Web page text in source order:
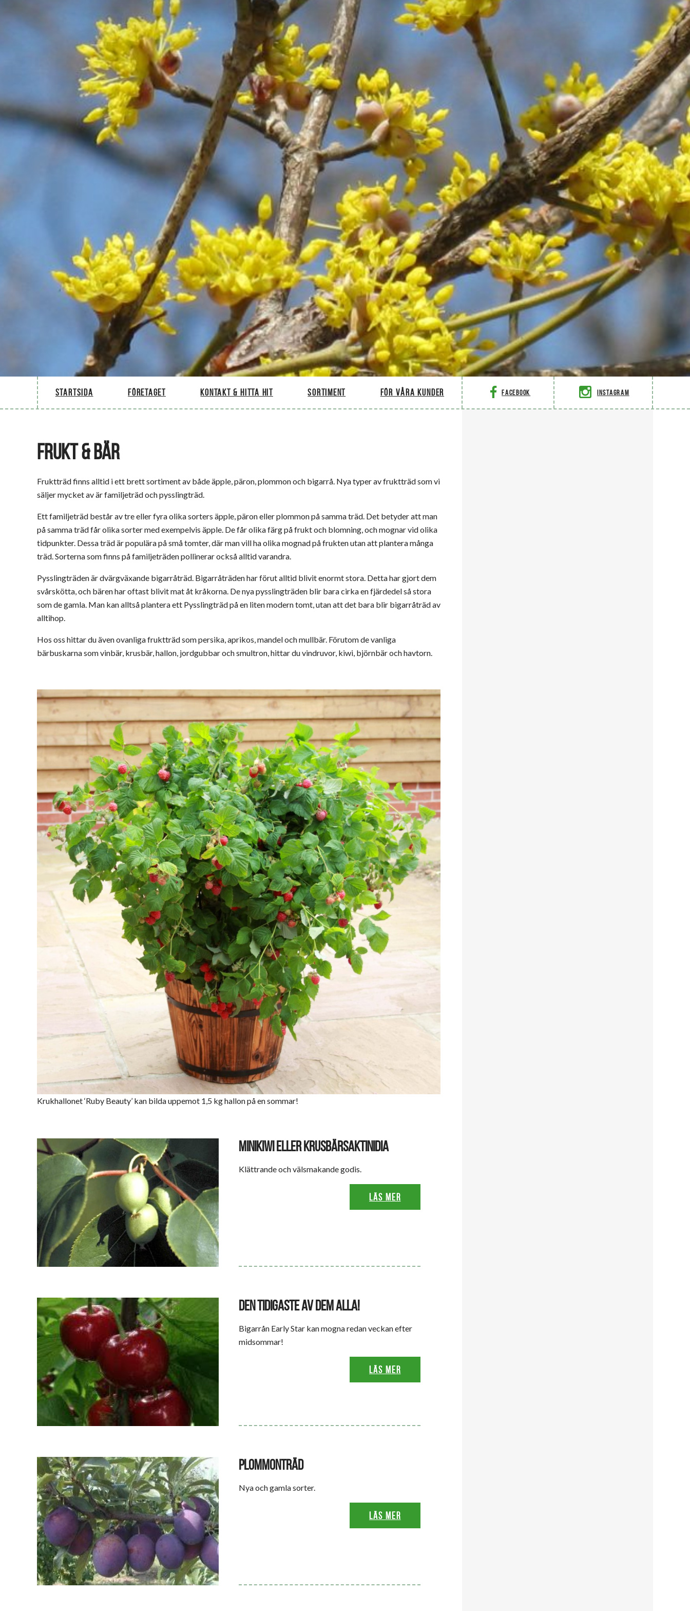
Startsida Företaget Kontakt & hitta hit Sortiment För våra kunder Facebook Instagram
FRUKT & BÄR
Fruktträd finns alltid i ett brett sortiment av både äpple, päron, plommon och bigarrå. Nya typer av fruktträd som vi
säljer mycket av är familjeträd och pysslingträd.
Ett familjeträd består av tre eller fyra olika sorters äpple, päron eller plommon på samma träd. Det betyder att man
på samma träd får olika sorter med exempelvis äpple. De får olika färg på frukt och blomning, och mognar vid olika
tidpunkter. Dessa träd är populära på små tomter, där man vill ha olika mognad på frukten utan att plantera många
träd. Sorterna som finns på familjeträden pollinerar också alltid varandra.
Pysslingträden är dvärgväxande bigarråträd. Bigarråträden har förut alltid blivit enormt stora. Detta har gjort dem
svårskötta, och bären har oftast blivit mat åt kråkorna. De nya pysslingträden blir bara cirka en fjärdedel så stora
som de gamla. Man kan alltså plantera ett Pysslingträd på en liten modern tomt, utan att det bara blir bigarråträd av
alltihop.
Hos oss hittar du även ovanliga fruktträd som persika, aprikos, mandel och mullbär. Förutom de vanliga
bärbuskarna som vinbär, krusbär, hallon, jordgubbar och smultron, hittar du vindruvor, kiwi, björnbär och havtorn.
Krukhallonet ‘Ruby Beauty’ kan bilda uppemot 1,5 kg hallon på en sommar!
MINIKIWI ELLER KRUSBÄRSAKTINIDIA
Klättrande och välsmakande godis.
Läs mer
DEN TIDIGASTE AV DEM ALLA!
Bigarrån Early Star kan mogna redan veckan efter
midsommar!
Läs mer
PLOMMONTRÄD
Nya och gamla sorter.
Läs mer